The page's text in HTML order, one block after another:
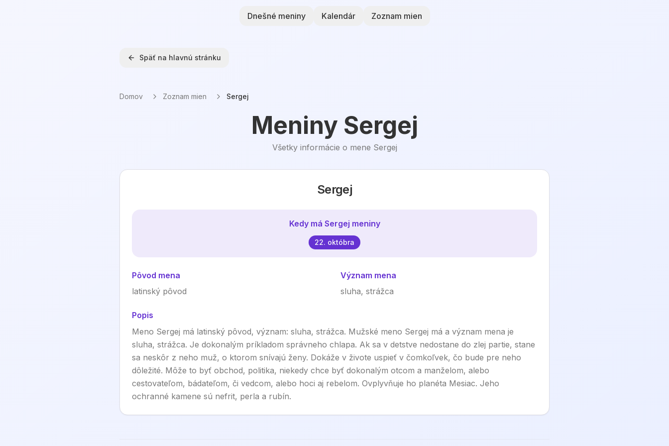
Dnešné meniny Kalendár Zoznam mien
Späť na hlavnú stránku
Domov Zoznam mien Sergej
Meniny Sergej
Všetky informácie o mene Sergej
Sergej
Kedy má Sergej meniny
22. októbra
Pôvod mena
latinský pôvod
Význam mena
sluha, strážca
Popis
Meno Sergej má latinský pôvod, význam: sluha, strážca. Mužské meno Sergej má a význam mena je
sluha, strážca. Je dokonalým príkladom správneho chlapa. Ak sa v detstve nedostane do zlej partie, stane
sa neskôr z neho muž, o ktorom snívajú ženy. Dokáže v živote uspieť v čomkoľvek, čo bude pre neho
dôležité. Môže to byť obchod, politika, niekedy chce byť dokonalým otcom a manželom, alebo
cestovateľom, bádateľom, či vedcom, alebo hoci aj rebelom. Ovplyvňuje ho planéta Mesiac. Jeho
ochranné kamene sú nefrit, perla a rubín.